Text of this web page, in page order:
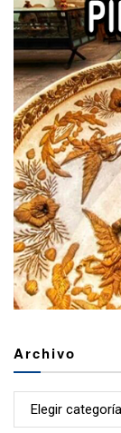
Archivo
Archivo